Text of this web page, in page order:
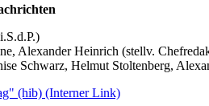
Alexander Heinrich (stellv.
Schwarz, Helmut Stoltenberg,
(hib) (Interner Link)